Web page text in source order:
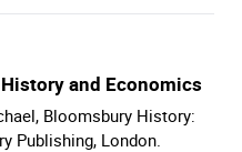
and Economics
Bloomsbury History:
Publishing, London.